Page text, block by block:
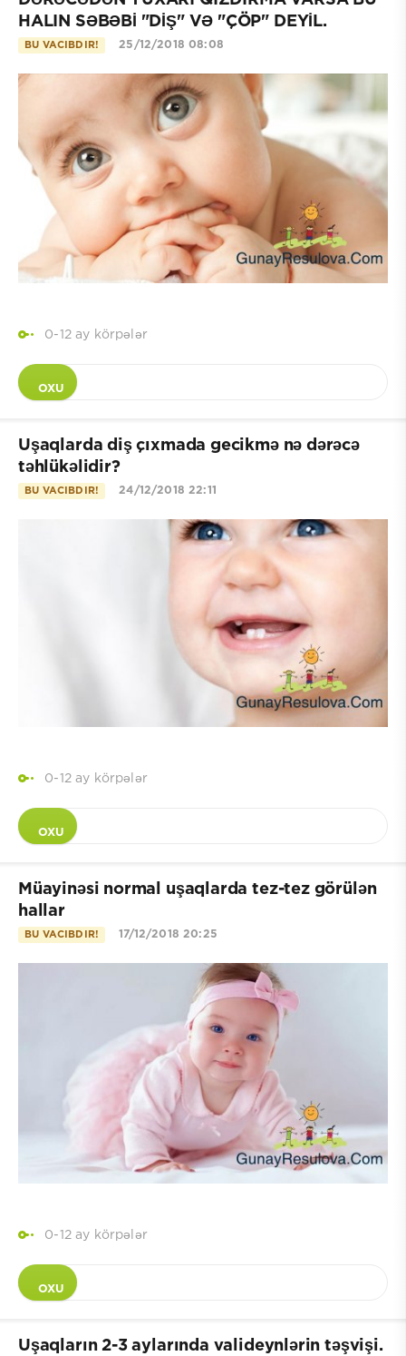
HALIN SƏBƏBİ "DİŞ" VƏ "ÇÖP" DEYİL.
BU VACIBDIR! 25/12/2018 08:08
0-12 ay körpələr
OXU
Uşaqlarda diş çıxmada gecikmə nə dərəcə
təhlükəlidir?
BU VACIBDIR! 24/12/2018 22:11
0-12 ay körpələr
OXU
Müayinəsi normal uşaqlarda tez-tez görülən
hallar
BU VACIBDIR! 17/12/2018 20:25
0-12 ay körpələr
OXU
Uşaqların 2-3 aylarında valideynlərin təşvişi.